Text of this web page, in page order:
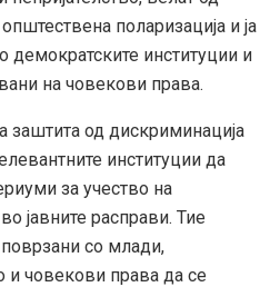
поларизација и ја
демократските институции и
на човекови права.
од дискриминација
институции да
за учество на
јавните расправи. Тие
со млади,
и човекови права да се